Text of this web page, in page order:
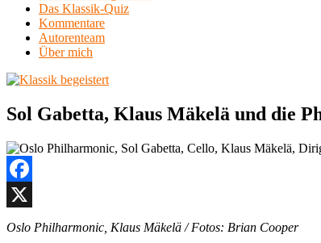
Das Klassik-Quiz
Kommentare
Autorenteam
Über mich
Sol Gabetta, Klaus Mäkelä und die
Facebook
X
Oslo Philharmonic, Klaus Mäkelä / Fotos: Brian Cooper